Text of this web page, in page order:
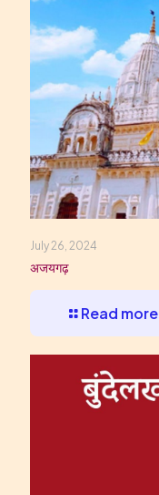
July 26, 2024
अजयगढ़
Read more